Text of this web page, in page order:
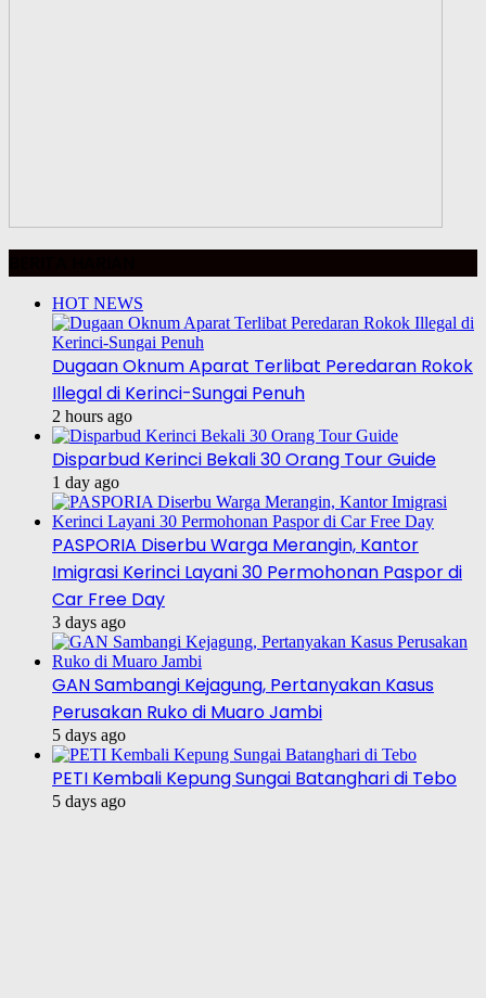
HOT NEWS
Dugaan Oknum Aparat Terlibat Peredaran Rokok
Illegal di Kerinci-Sungai Penuh
2 hours ago
Disparbud Kerinci Bekali 30 Orang Tour Guide
1 day ago
PASPORIA Diserbu Warga Merangin, Kantor
Imigrasi Kerinci Layani 30 Permohonan Paspor di
Car Free Day
3 days ago
GAN Sambangi Kejagung, Pertanyakan Kasus
Perusakan Ruko di Muaro Jambi
5 days ago
PETI Kembali Kepung Sungai Batanghari di Tebo
5 days ago